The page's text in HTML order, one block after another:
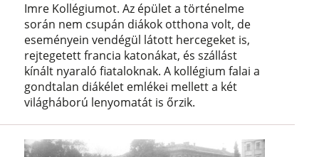
Imre Kollégiumot. Az épület a történelme
során nem csupán diákok otthona volt, de
eseményein vendégül látott hercegeket is,
rejtegetett francia katonákat, és szállást
kínált nyaraló fiataloknak. A kollégium falai a
gondtalan diákélet emlékei mellett a két
világháború lenyomatát is őrzik.